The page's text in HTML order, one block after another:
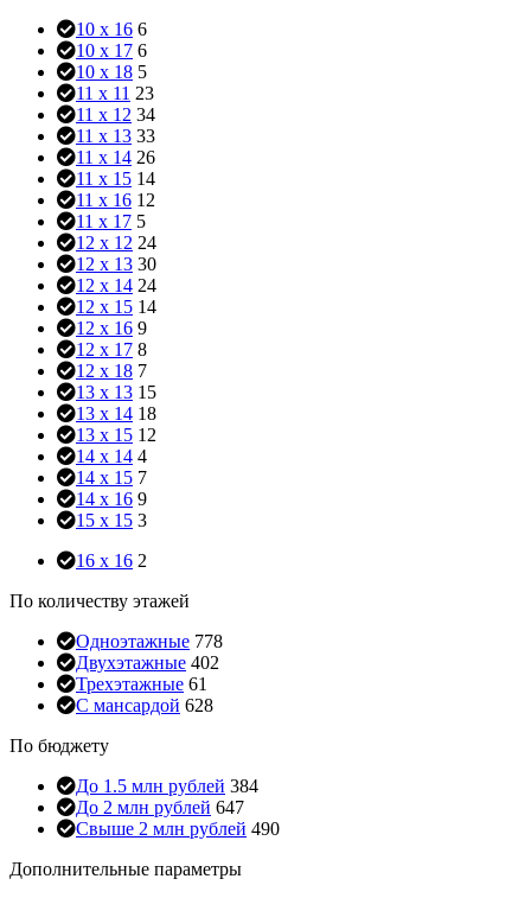
10 x 16 6
10 x 17 6
10 x 18 5
11 x 11 23
11 x 12 34
11 x 13 33
11 x 14 26
11 x 15 14
11 x 16 12
11 x 17 5
12 x 12 24
12 x 13 30
12 x 14 24
12 x 15 14
12 x 16 9
12 x 17 8
12 x 18 7
13 x 13 15
13 x 14 18
13 x 15 12
14 x 14 4
14 x 15 7
14 x 16 9
15 x 15 3
16 x 16 2
По количеству этажей
Одноэтажные 778
Двухэтажные 402
Трехэтажные 61
С мансардой 628
По бюджету
До 1.5 млн рублей 384
До 2 млн рублей 647
Свыше 2 млн рублей 490
Дополнительные параметры